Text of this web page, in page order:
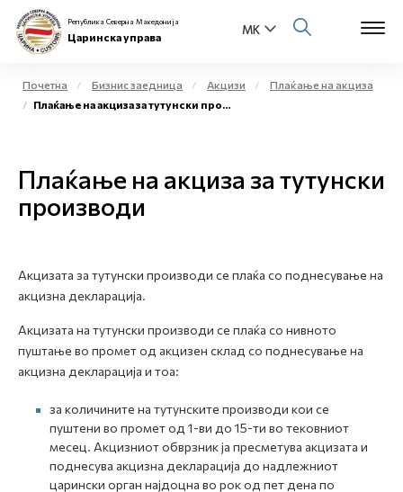
Физички лица
Бизнис заедница
Контакт
Република Северна Македонија
Царинска управа
Почетна Бизнис заедница Акцизи
Плаќање на акциза
Плаќање на акциза за тутунски производи
Плаќање на акциза за тутунски
производи
Акцизата за тутунски производи се плаќа со поднесување на
акцизна декларација.
Акцизата на тутунски производи се плаќа со нивното
пуштање во промет од акцизен склад со поднесување на
акцизна декларација и тоа:
за количините на тутунските производи кои се
пуштени во промет од 1-ви до 15-ти во тековниот
месец. Акцизниот обврзник ја пресметува акцизата и
поднесува акцизна декларација до надлежниот
царински орган најдоцна во рок од пет дена по